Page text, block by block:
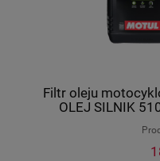
Filtr oleju
OLEJ SILNIK